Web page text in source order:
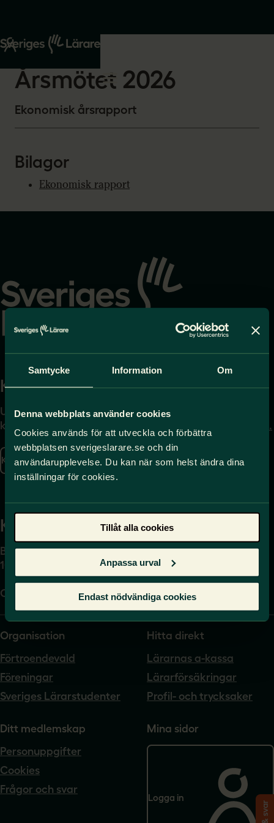
Samtycke Information Om
Denna webbplats använder cookies
Cookies används för att utveckla och förbättra
webbplatsen sverigeslarare.se och din
användarupplevelse. Du kan när som helst ändra dina
inställningar för cookies.
Tillåt alla cookies
Anpassa urval
Endast nödvändiga cookies
Start
Om oss
2026-03-03
Årsmötet 2026
Ekonomisk årsrapport
Bilagor
Ekonomisk rapport
startsidan
Kontakta
Uppgifter om hur du
kontaktar oss finns här.
Kontakta oss
Press
Journalist – du når oss
press@sverigeslarare.
se
Kansli
Box 17061
104 62 Stockholm
Org.nr. 802540-5542
Organisation
Förtroendevald
Föreningar
Sveriges Lärarstudenter
Hitta direkt
Lärarnas a-kassa
Lärarförsäkringar
Profil- och trycksaker
Ditt medlemskap
Personuppgifter
Cookies
Frågor och svar
Mina sidor
Logga in